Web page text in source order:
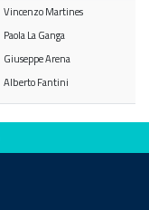
Vincenzo Martines
Paola La Ganga
Giuseppe Arena
Alberto Fantini